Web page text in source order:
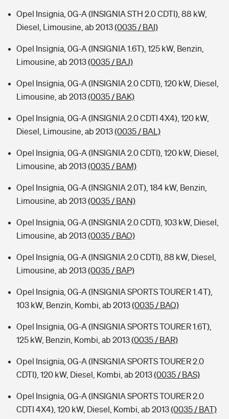
Opel Insignia, 0G-A (INSIGNIA STH 2.0 CDTI), 88 kW,
Diesel, Limousine, ab 2013(0035 / BAI)
Opel Insignia, 0G-A (INSIGNIA 1.6T), 125 kW, Benzin,
Limousine, ab 2013(0035 / BAJ)
Opel Insignia, 0G-A (INSIGNIA 2.0 CDTI), 120 kW, Diesel,
Limousine, ab 2013(0035 / BAK)
Opel Insignia, 0G-A (INSIGNIA 2.0 CDTI 4X4), 120 kW,
Diesel, Limousine, ab 2013(0035 / BAL)
Opel Insignia, 0G-A (INSIGNIA 2.0 CDTI), 120 kW, Diesel,
Limousine, ab 2013(0035 / BAM)
Opel Insignia, 0G-A (INSIGNIA 2.0T), 184 kW, Benzin,
Limousine, ab 2013(0035 / BAN)
Opel Insignia, 0G-A (INSIGNIA 2.0 CDTI), 103 kW, Diesel,
Limousine, ab 2013(0035 / BAO)
Opel Insignia, 0G-A (INSIGNIA 2.0 CDTI), 88 kW, Diesel,
Limousine, ab 2013(0035 / BAP)
Opel Insignia, 0G-A (INSIGNIA SPORTS TOURER 1.4T),
103 kW, Benzin, Kombi, ab 2013(0035 / BAQ)
Opel Insignia, 0G-A (INSIGNIA SPORTS TOURER 1.6T),
125 kW, Benzin, Kombi, ab 2013(0035 / BAR)
Opel Insignia, 0G-A (INSIGNIA SPORTS TOURER 2.0
CDTI), 120 kW, Diesel, Kombi, ab 2013(0035 / BAS)
Opel Insignia, 0G-A (INSIGNIA SPORTS TOURER 2.0
CDTI 4X4), 120 kW, Diesel, Kombi, ab 2013(0035 / BAT)